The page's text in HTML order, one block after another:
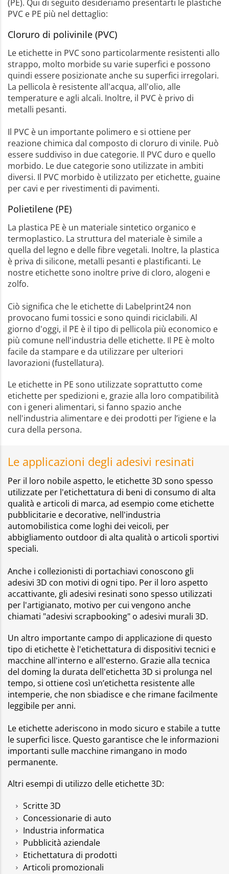
(PE). Qui di seguito desideriamo presentarti le plastiche
PVC e PE più nel dettaglio:
Cloruro di polivinile (PVC)
Le etichette in PVC sono particolarmente resistenti allo
strappo, molto morbide su varie superfici e possono
quindi essere posizionate anche su superfici irregolari.
La pellicola è resistente all'acqua, all'olio, alle
temperature e agli alcali. Inoltre, il PVC è privo di
metalli pesanti.
Il PVC è un importante polimero e si ottiene per
reazione chimica dal composto di cloruro di vinile. Può
essere suddiviso in due categorie. Il PVC duro e quello
morbido. Le due categorie sono utilizzate in ambiti
diversi. Il PVC morbido è utilizzato per etichette, guaine
per cavi e per rivestimenti di pavimenti.
Polietilene (PE)
La plastica PE è un materiale sintetico organico e
termoplastico. La struttura del materiale è simile a
quella del legno e delle fibre vegetali. Inoltre, la plastica
è priva di silicone, metalli pesanti e plastificanti. Le
nostre etichette sono inoltre prive di cloro, alogeni e
zolfo.
Ciò significa che le etichette di Labelprint24 non
provocano fumi tossici e sono quindi riciclabili. Al
giorno d'oggi, il PE è il tipo di pellicola più economico e
più comune nell'industria delle etichette. Il PE è molto
facile da stampare e da utilizzare per ulteriori
lavorazioni (fustellatura).
Le etichette in PE sono utilizzate soprattutto come
etichette per spedizioni e, grazie alla loro compatibilità
con i generi alimentari, si fanno spazio anche
nell'industria alimentare e dei prodotti per l’igiene e la
cura della persona.
Le applicazioni degli adesivi resinati
Per il loro nobile aspetto, le etichette 3D sono spesso
utilizzate per l'etichettatura di beni di consumo di alta
qualità e articoli di marca, ad esempio come etichette
pubblicitarie e decorative, nell'industria
automobilistica come loghi dei veicoli, per
abbigliamento outdoor di alta qualità o articoli sportivi
speciali.
Anche i collezionisti di portachiavi conoscono gli
adesivi 3D con motivi di ogni tipo. Per il loro aspetto
accattivante, gli adesivi resinati sono spesso utilizzati
per l'artigianato, motivo per cui vengono anche
chiamati "adesivi scrapbooking" o adesivi murali 3D.
Un altro importante campo di applicazione di questo
tipo di etichette è l'etichettatura di dispositivi tecnici e
macchine all'interno e all'esterno. Grazie alla tecnica
del doming la durata dell'etichetta 3D si prolunga nel
tempo, si ottiene così un’etichetta resistente alle
intemperie, che non sbiadisce e che rimane facilmente
leggibile per anni.
Le etichette aderiscono in modo sicuro e stabile a tutte
le superfici lisce. Questo garantisce che le informazioni
importanti sulle macchine rimangano in modo
permanente.
Altri esempi di utilizzo delle etichette 3D:
Scritte 3D
Concessionarie di auto
Industria informatica
Pubblicità aziendale
Etichettatura di prodotti
Articoli promozionali